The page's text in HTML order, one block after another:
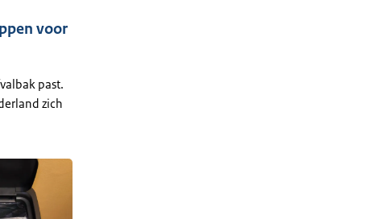
voor
past.
zich